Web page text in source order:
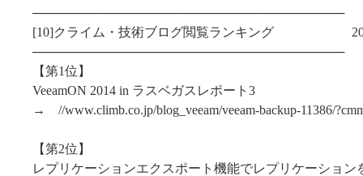
───────────────────────────────────
[10]クライム・技術ブログ閲覧ランキング 2014/
───────────────────────────────────
【第1位】
VeeamON 2014 in ラスベガスレポート3
→ //www.climb.co.jp/blog_veeam/veeam-backup-11386/
【第2位】
レプリケーションエクスポート機能でレプリケーション